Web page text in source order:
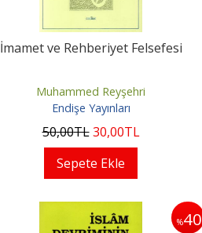
İmamet ve Rehberiyet Felsefesi
Muhammed Reyşehri
Endişe Yayınları
50,00TL 30,00TL
Sepete Ekle
%40